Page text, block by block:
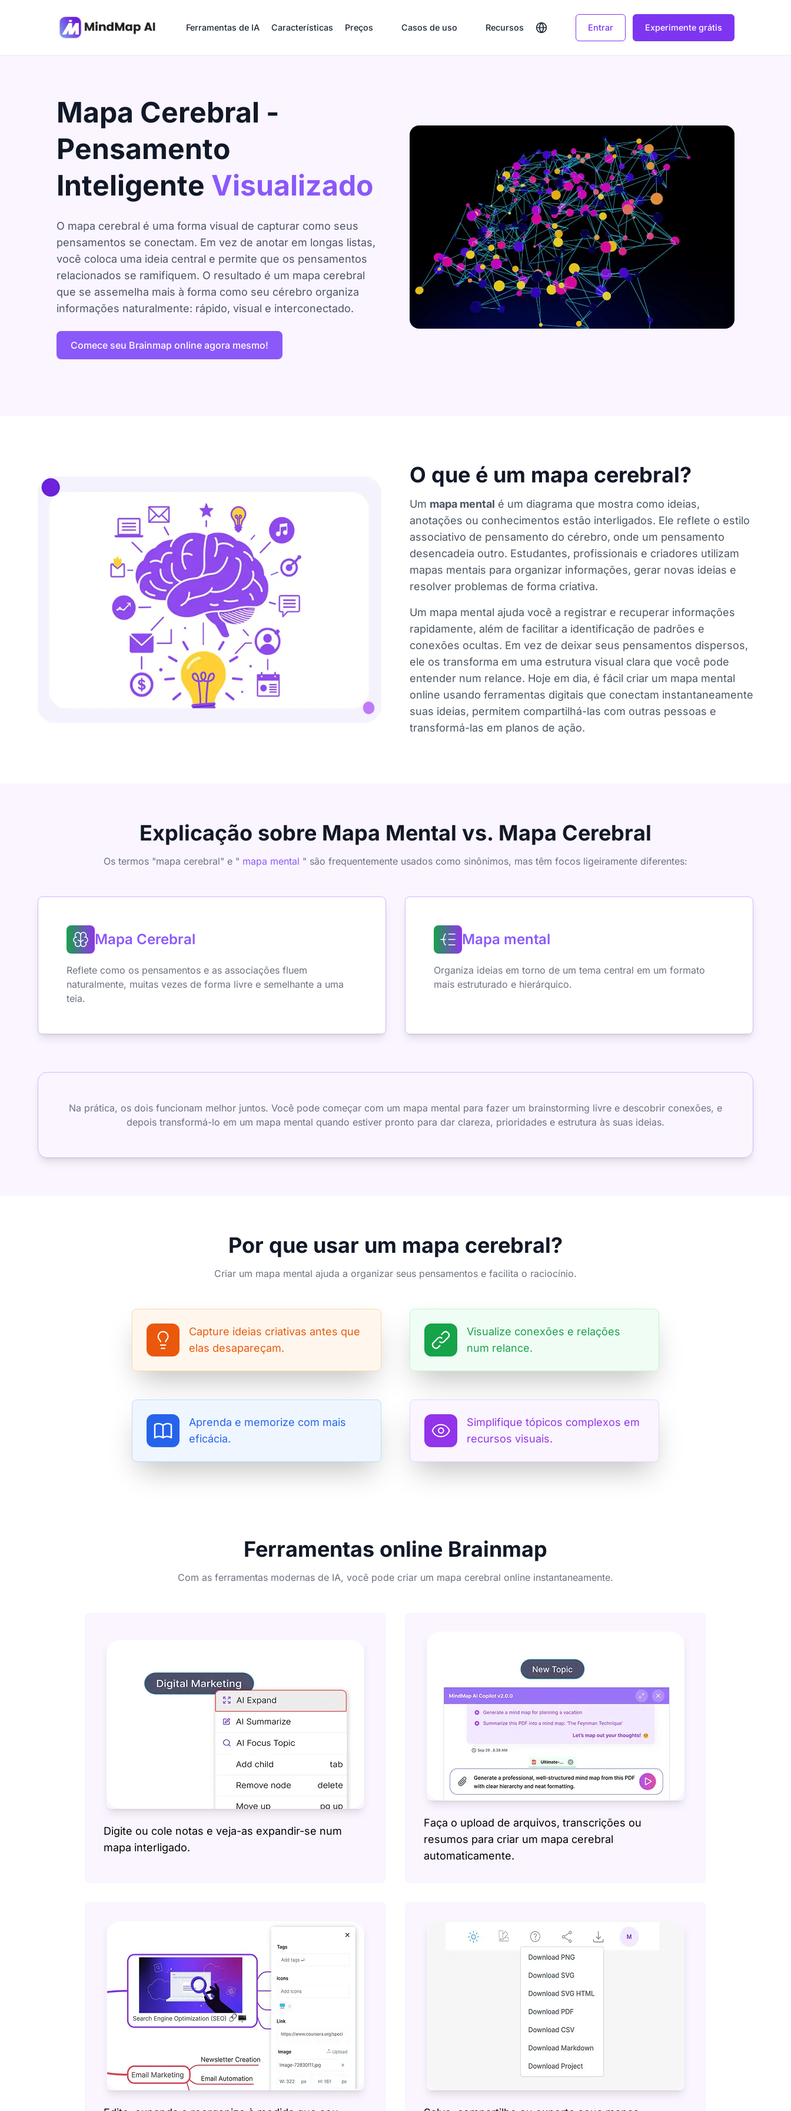
Ferramentas de IA Características Preços Casos de uso Recursos Entrar Experimente grátis
Mapa Cerebral -
Pensamento
Inteligente Visualizado
O mapa cerebral é uma forma visual de capturar como seus
pensamentos se conectam. Em vez de anotar em longas listas,
você coloca uma ideia central e permite que os pensamentos
relacionados se ramifiquem. O resultado é um mapa cerebral
que se assemelha mais à forma como seu cérebro organiza
informações naturalmente: rápido, visual e interconectado.
Comece seu Brainmap online agora mesmo!
O que é um mapa cerebral?
Um mapa mental é um diagrama que mostra como ideias,
anotações ou conhecimentos estão interligados. Ele reflete o estilo
associativo de pensamento do cérebro, onde um pensamento
desencadeia outro. Estudantes, profissionais e criadores utilizam
mapas mentais para organizar informações, gerar novas ideias e
resolver problemas de forma criativa.
Um mapa mental ajuda você a registrar e recuperar informações
rapidamente, além de facilitar a identificação de padrões e
conexões ocultas. Em vez de deixar seus pensamentos dispersos,
ele os transforma em uma estrutura visual clara que você pode
entender num relance. Hoje em dia, é fácil criar um mapa mental
online usando ferramentas digitais que conectam instantaneamente
suas ideias, permitem compartilhá-las com outras pessoas e
transformá-las em planos de ação.
Explicação sobre Mapa Mental vs. Mapa Cerebral
Os termos "mapa cerebral" e " mapa mental " são frequentemente usados como sinônimos, mas têm focos ligeiramente diferentes:
Mapa Cerebral
Reflete como os pensamentos e as associações fluem
naturalmente, muitas vezes de forma livre e semelhante a uma
teia.
Mapa mental
Organiza ideias em torno de um tema central em um formato
mais estruturado e hierárquico.
Na prática, os dois funcionam melhor juntos. Você pode começar com um mapa mental para fazer um brainstorming livre e descobrir conexões, e
depois transformá-lo em um mapa mental quando estiver pronto para dar clareza, prioridades e estrutura às suas ideias.
Por que usar um mapa cerebral?
Criar um mapa mental ajuda a organizar seus pensamentos e facilita o raciocínio.
Capture ideias criativas antes que
elas desapareçam.
Visualize conexões e relações
num relance.
Aprenda e memorize com mais
eficácia.
Simplifique tópicos complexos em
recursos visuais.
Ferramentas online Brainmap
Com as ferramentas modernas de IA, você pode criar um mapa cerebral online instantaneamente.
Digite ou cole notas e veja-as expandir-se num
mapa interligado.
Faça o upload de arquivos, transcrições ou
resumos para criar um mapa cerebral
automaticamente.